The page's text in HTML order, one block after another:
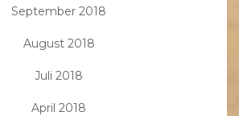
September 2018
August 2018
Juli 2018
April 2018